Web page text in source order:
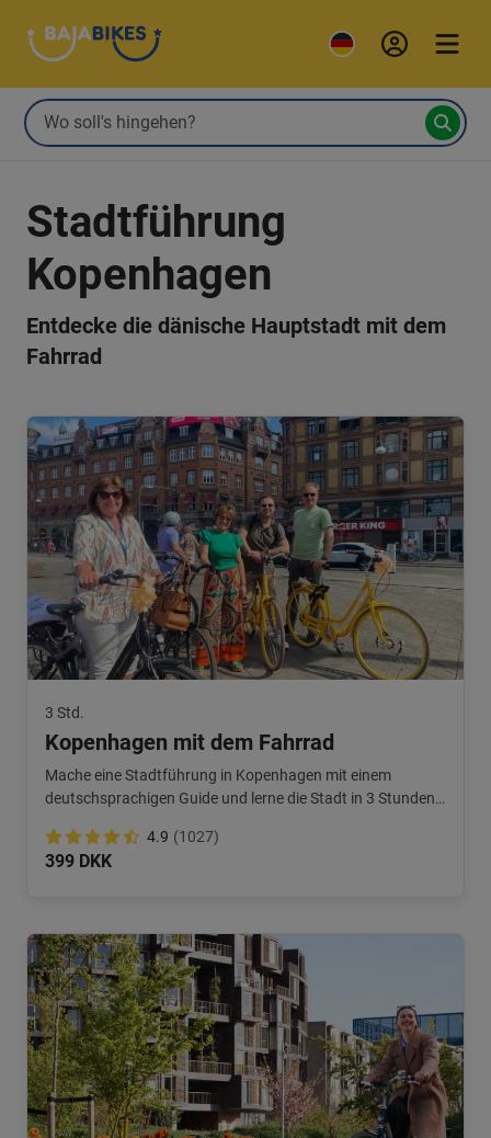
Stadtführung
Kopenhagen
Entdecke die dänische Hauptstadt mit dem
Fahrrad
3 Std.
Kopenhagen mit dem Fahrrad
Mache eine Stadtführung in Kopenhagen mit einem
deutschsprachigen Guide und lerne die Stadt in 3 Stunden
4.9 (1027)
399 DKK